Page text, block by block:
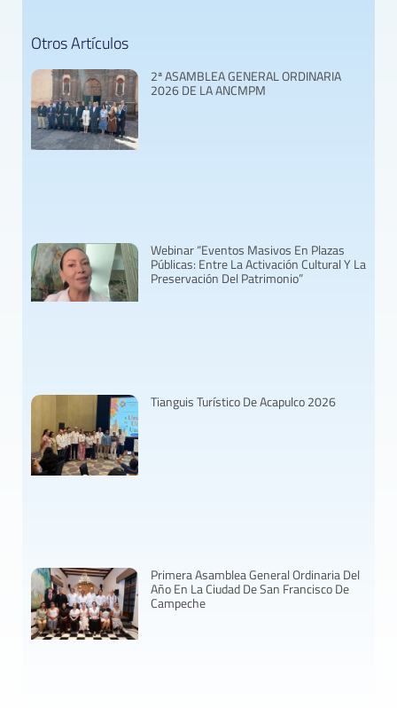
Otros Artículos
2ª ASAMBLEA GENERAL ORDINARIA
2026 DE LA ANCMPM
Webinar “Eventos Masivos En Plazas
Públicas: Entre La Activación Cultural Y La
Preservación Del Patrimonio”
Tianguis Turístico De Acapulco 2026
Primera Asamblea General Ordinaria Del
Año En La Ciudad De San Francisco De
Campeche